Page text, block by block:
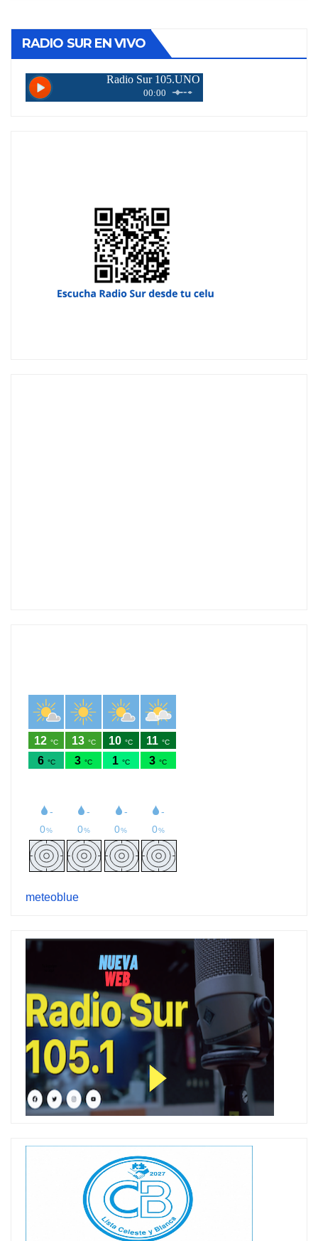
RADIO SUR EN VIVO
meteoblue